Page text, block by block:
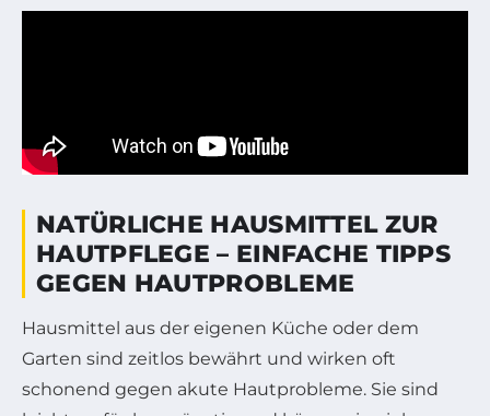
NATÜRLICHE HAUSMITTEL ZUR
HAUTPFLEGE – EINFACHE TIPPS
GEGEN HAUTPROBLEME
Hausmittel aus der eigenen Küche oder dem
Garten sind zeitlos bewährt und wirken oft
schonend gegen akute Hautprobleme. Sie sind